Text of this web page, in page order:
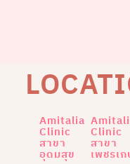
Amitalia
Clinic
สาขา
อุดมสุข
Clinic
สาขา
เพชรเ